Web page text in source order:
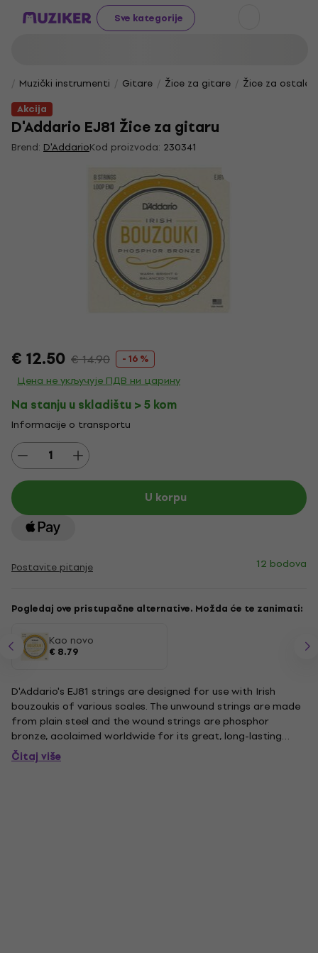
Sve kategorije
Muzički instrumenti Gitare Žice za gitare
Žice za ostale
Akcija
D'Addario EJ81 Žice za gitaru
Brend: D'AddarioKod proizvoda: 230341
€ 12.50 € 14.90 - 16 %
Цена не укључује ПДВ ни царину
Na stanju u skladištu > 5 kom
Informacije o transportu
U korpu
Postavite pitanje 12 bodova
Pogledaj ove pristupačne alternative. Možda će te zanimati:
Kao novo
€ 8.79
D'Addario's EJ81 strings are designed for use with Irish
bouzoukis of various scales. The unwound strings are made
from plain steel and the wound strings are phosphor
bronze, acclaimed worldwide for its great, long-lasting
tone. Extra-bright tone mixed with deep and projecting
bottom end. String Gauges: Plain Steel .011, .011, .016, .016 /...
Čitaj više